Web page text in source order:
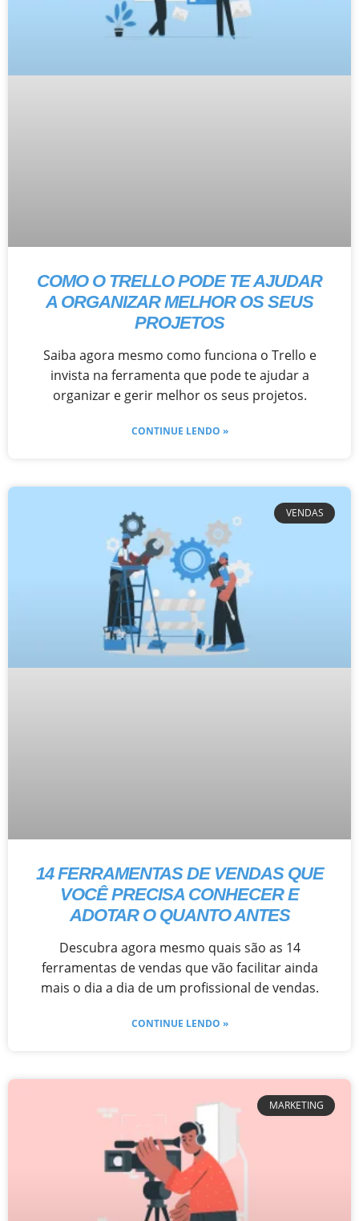
COMO O TRELLO PODE TE AJUDAR
A ORGANIZAR MELHOR OS SEUS
PROJETOS
Saiba agora mesmo como funciona o Trello e
invista na ferramenta que pode te ajudar a
organizar e gerir melhor os seus projetos.
CONTINUE LENDO »
VENDAS
14 FERRAMENTAS DE VENDAS QUE
VOCÊ PRECISA CONHECER E
ADOTAR O QUANTO ANTES
Descubra agora mesmo quais são as 14
ferramentas de vendas que vão facilitar ainda
mais o dia a dia de um profissional de vendas.
CONTINUE LENDO »
MARKETING